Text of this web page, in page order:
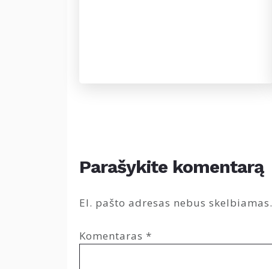
Parašykite komentarą
El. pašto adresas nebus skelbiamas.
Komentaras *